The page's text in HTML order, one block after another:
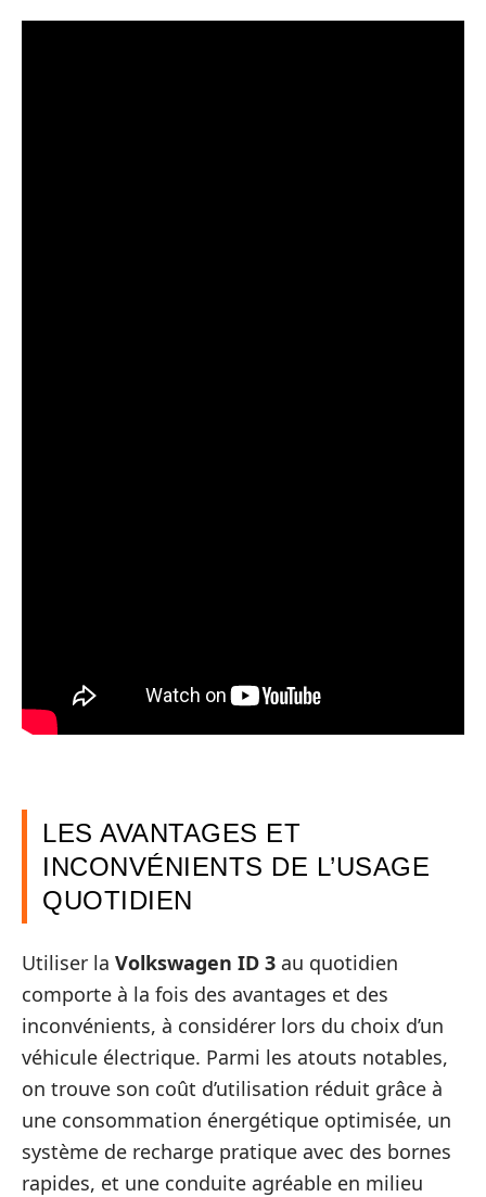
LES AVANTAGES ET
INCONVÉNIENTS DE L’USAGE
QUOTIDIEN
Utiliser la Volkswagen ID 3 au quotidien
comporte à la fois des avantages et des
inconvénients, à considérer lors du choix d’un
véhicule électrique. Parmi les atouts notables,
on trouve son coût d’utilisation réduit grâce à
une consommation énergétique optimisée, un
système de recharge pratique avec des bornes
rapides, et une conduite agréable en milieu